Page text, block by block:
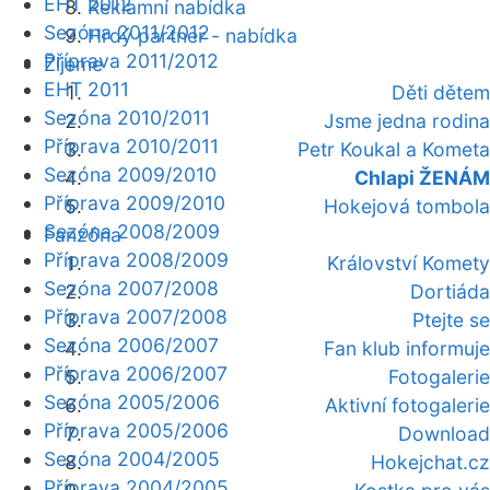
Reklamní nabídka
Hrdý partner - nabídka
Žijeme
Děti dětem
Jsme jedna rodina
Petr Koukal a Kometa
Chlapi ŽENÁM
Hokejová tombola
Fanzóna
Království Komety
Dortiáda
Ptejte se
Fan klub informuje
Fotogalerie
Aktivní fotogalerie
Download
Hokejchat.cz
Sezóna 2011/2012
Příprava 2011/2012
EHT 2011
Sezóna 2010/2011
Příprava 2010/2011
Sezóna 2009/2010
Příprava 2009/2010
Sezóna 2008/2009
Příprava 2008/2009
Sezóna 2007/2008
Příprava 2007/2008
Sezóna 2006/2007
Příprava 2006/2007
Sezóna 2005/2006
Příprava 2005/2006
Sezóna 2004/2005